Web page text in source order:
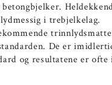
i trebjelkelag.
De er
og resultatene er ofte